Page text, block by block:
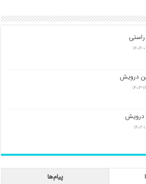
۰۹-۱۰
درویش
۱۲-۲۰
درویش
۱۰-۰۱
پیام‌ها